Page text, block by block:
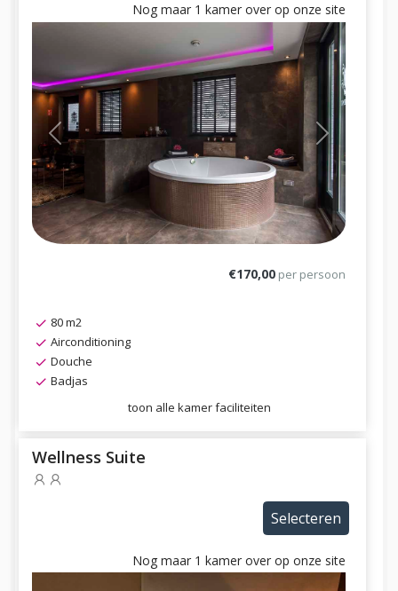
Nog maar 1 kamer over op onze site
Previous Next
€170,00 per persoon
80 m2
Airconditioning
Douche
Badjas
toon alle kamer faciliteiten
Wellness Suite
Selecteren
Nog maar 1 kamer over op onze site